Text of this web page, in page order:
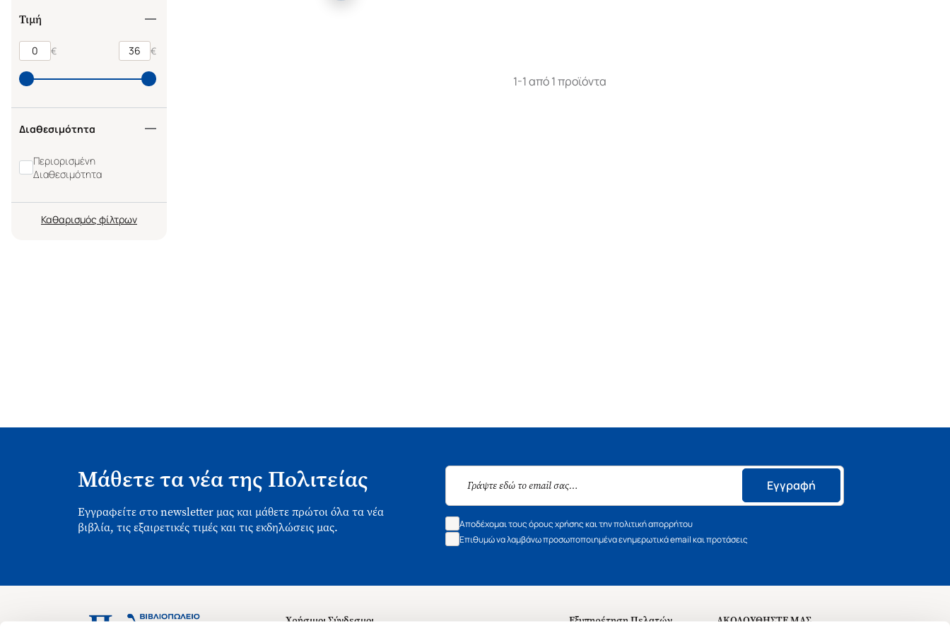
Τιμή
€ €
Διαθεσιμότητα
Περιορισμένη
Διαθεσιμότητα
Καθαρισμός
1-1 από 1 προϊόντα
Μάθετε τα νέα της Πολιτείας
Εγγραφείτε στο newsletter μας και μάθετε πρώτοι όλα τα νέα
βιβλία, τις εξαιρετικές τιμές και τις εκδηλώσεις μας.
Εγγραφή
Αποδέχομαι τους όρους χρήσης και την πολιτική απορρήτου
Επιθυμώ να λαμβάνω προσωποποιημένα ενημερωτικά email και προτάσεις
Χρήσιμοι Σύνδεσμοι Εξυπηρέτηση Πελατών ΑΚΟΛΟΥΘΗΣΤΕ ΜΑΣ